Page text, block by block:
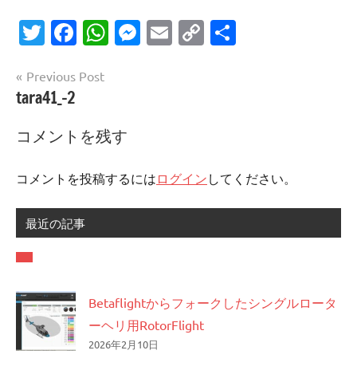
Twitter
Facebook
WhatsApp
Messenger
Email
Copy
投
稿
ナ
ゲ
ー
シ
ョ
ン
Previous Post
tara41_-2
コメントを残す
コメントを投稿するには ログイン してください。
最近の記事
Betaflightからフォークしたシングルロータ
ーヘリ用RotorFlight
2026年2月10日